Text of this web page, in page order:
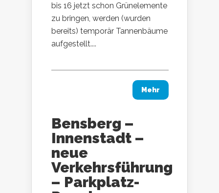
bis 16 jetzt schon Grünelemente
zu bringen, werden (wurden
bereits) temporär Tannenbäume
aufgestellt....
Mehr
Bensberg –
Innenstadt –
neue
Verkehrsführung
– Parkplatz-